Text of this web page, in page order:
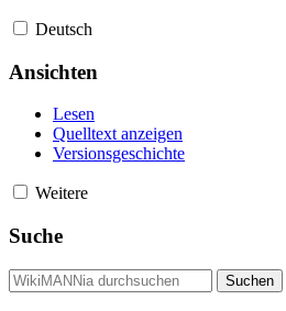
Deutsch
Ansichten
Lesen
Quelltext anzeigen
Versionsgeschichte
Weitere
Suche